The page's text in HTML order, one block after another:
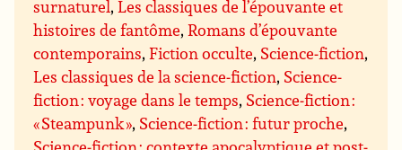
surnaturel,Les classiques de l’épouvante et
histoires de fantôme,Romans d’épouvante
contemporains,Fiction occulte, Science-fiction,
Les classiques de la science-fiction, Science-
fiction : voyage dans le temps, Science-fiction :
« Steampunk », Science-fiction : futur proche,